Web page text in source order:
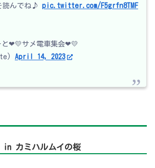
読んでね♪ pic.twitter.com/F5grfn8TMF
❤💛サメ電車集会❤💛
April 14, 2023
in カミハルムイの桜